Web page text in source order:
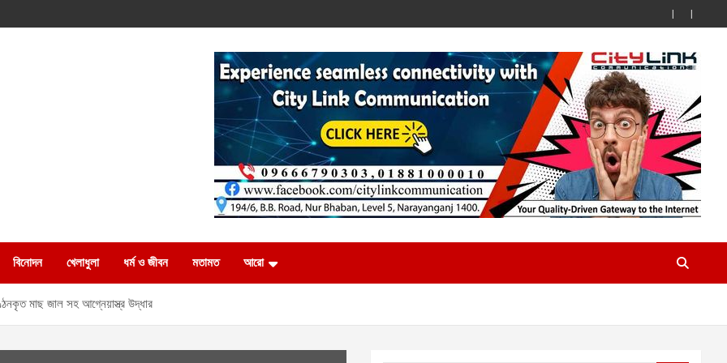
বিনোদন খেলাধুলা ধর্ম ও জীবন মতামত আরো
মাছ জাল সহ আগ্নেয়াস্ত্র উদ্ধার